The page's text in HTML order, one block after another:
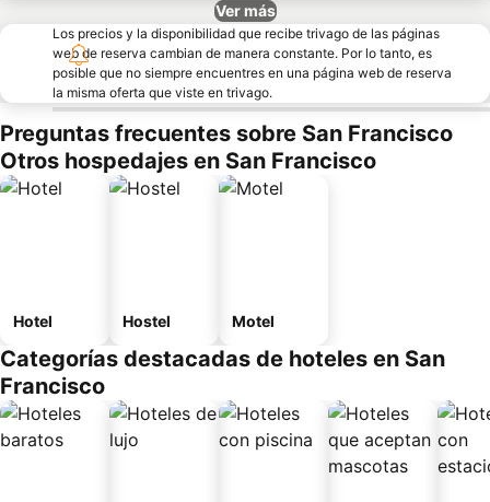
Ver más
Los precios y la disponibilidad que recibe trivago de las páginas
web de reserva cambian de manera constante. Por lo tanto, es
posible que no siempre encuentres en una página web de reserva
la misma oferta que viste en trivago.
Preguntas frecuentes sobre San Francisco
Otros hospedajes en San Francisco
Hotel Hostel Motel
Categorías destacadas de hoteles en San
Francisco